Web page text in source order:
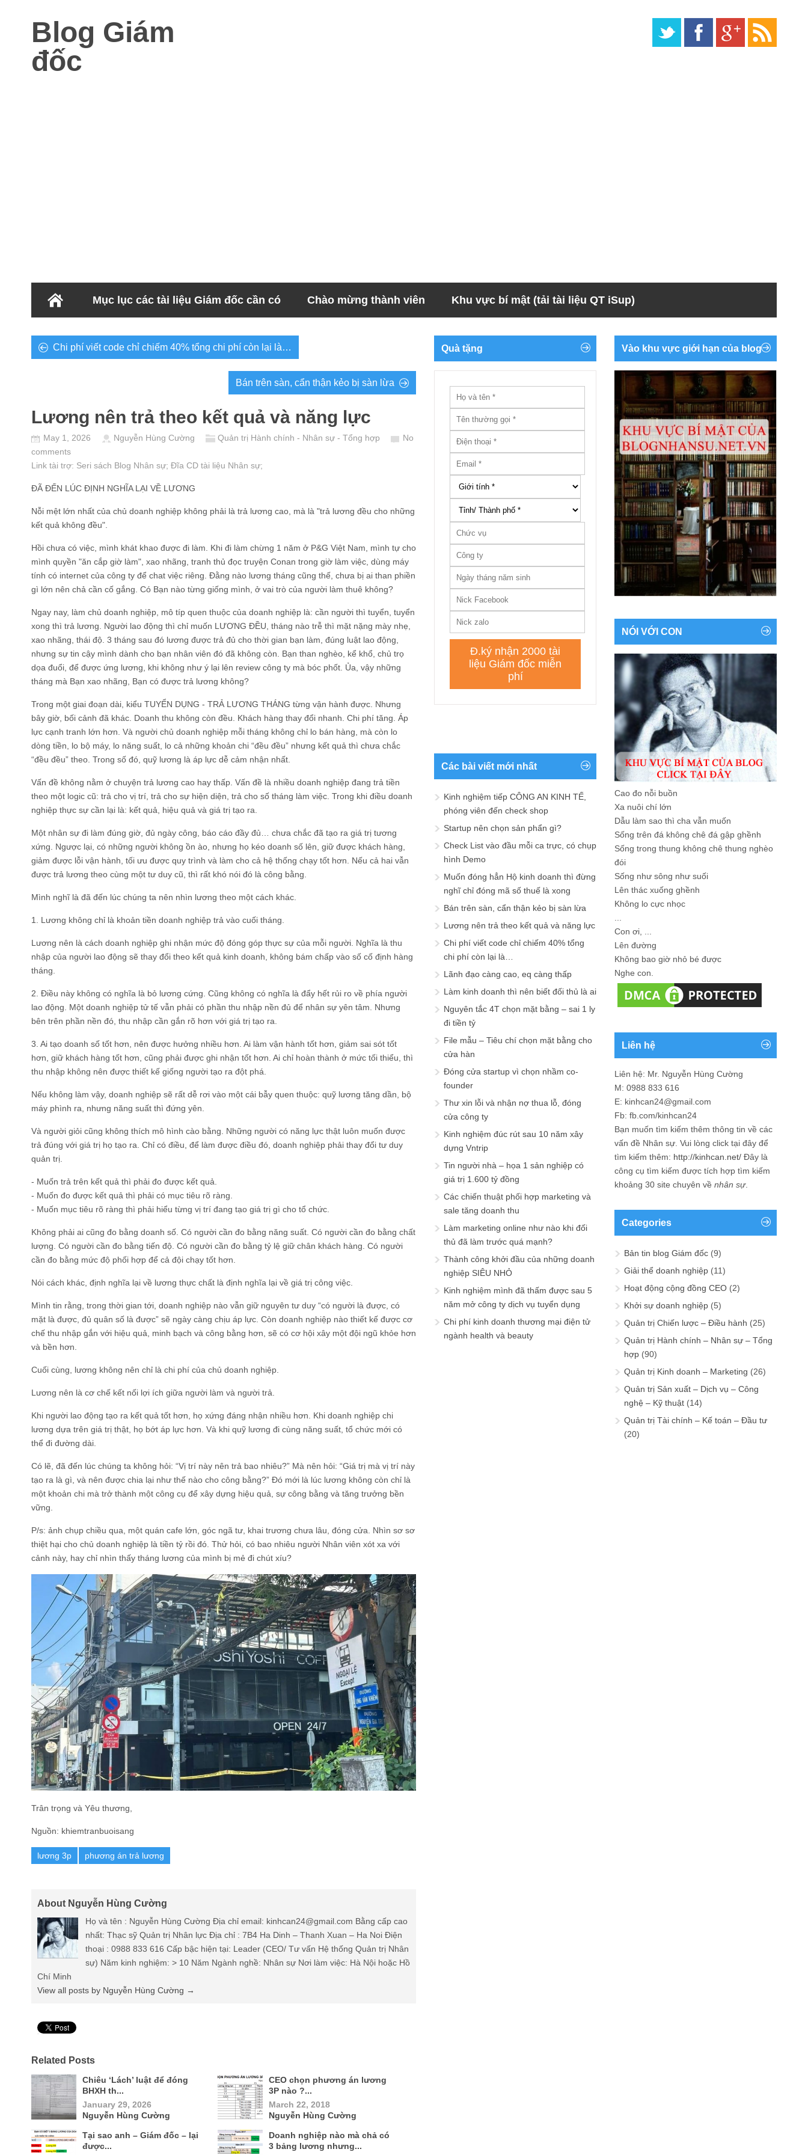
Blog Giám
đốc
Mục lục các tài liệu Giám đốc cần có Chào mừng thành viên Khu vực bí mật (tải tài liệu QT iSup)
Chi phí viết code chỉ chiếm 40% tổng chi phí còn lại là…
Bán trên sàn, cẩn thận kẻo bị sàn lừa
Lương nên trả theo kết quả và năng lực
May 1, 2026 Nguyễn Hùng Cường Quản trị Hành chính - Nhân sự - Tổng hợp
No
comments
Link tài trợ: Seri sách Blog Nhân sự; Đĩa CD tài liệu Nhân sự;
ĐÃ ĐẾN LÚC ĐỊNH NGHĨA LẠI VỀ LƯƠNG
Nỗi mệt lớn nhất của chủ doanh nghiệp không phải là trả lương cao, mà là "trả lương đều cho những
kết quả không đều".
Hồi chưa có việc, mình khát khao được đi làm. Khi đi làm chừng 1 năm ở P&G Việt Nam, mình tự cho
mình quyền "ăn cắp giờ làm", xao nhãng, tranh thủ đọc truyện Conan trong giờ làm việc, dùng máy
tính có internet của công ty để chat việc riêng. Đằng nào lương tháng cũng thế, chưa bị ai than phiền
gì lớn nên chả cần cố gắng. Có Bạn nào từng giống mình, ở vai trò của người làm thuê không?
Ngay nay, làm chủ doanh nghiệp, mô típ quen thuộc của doanh nghiệp là: cần người thì tuyển, tuyển
xong thì trả lương. Người lao động thì chỉ muốn LƯƠNG ĐỀU, tháng nào trễ thì mặt nặng mày nhẹ,
xao nhãng, thái độ. 3 tháng sau đó lương được trả đủ cho thời gian bạn làm, đúng luật lao động,
nhưng sự tin cậy mình dành cho bạn nhân viên đó đã không còn. Bạn than nghèo, kể khổ, chủ trọ
dọa đuổi, để được ứng lương, khi không như ý lại lên review công ty mà bóc phốt. Ủa, vậy những
tháng mà Bạn xao nhãng, Bạn có được trả lương không?
Trong một giai đoạn dài, kiểu TUYỂN DỤNG - TRẢ LƯƠNG THÁNG từng vận hành được. Nhưng
bây giờ, bối cảnh đã khác. Doanh thu không còn đều. Khách hàng thay đổi nhanh. Chi phí tăng. Áp
lực cạnh tranh lớn hơn. Và người chủ doanh nghiệp mỗi tháng không chỉ lo bán hàng, mà còn lo
dòng tiền, lo bộ máy, lo năng suất, lo cả những khoản chi “đều đều” nhưng kết quả thì chưa chắc
“đều đều” theo. Trong số đó, quỹ lương là áp lực dễ cảm nhận nhất.
Vấn đề không nằm ở chuyện trả lương cao hay thấp. Vấn đề là nhiều doanh nghiệp đang trả tiền
theo một logic cũ: trả cho vị trí, trả cho sự hiện diện, trả cho số tháng làm việc. Trong khi điều doanh
nghiệp thực sự cần lại là: kết quả, hiệu quả và giá trị tạo ra.
Một nhân sự đi làm đúng giờ, đủ ngày công, báo cáo đầy đủ… chưa chắc đã tạo ra giá trị tương
xứng. Ngược lại, có những người không ồn ào, nhưng họ kéo doanh số lên, giữ được khách hàng,
giảm được lỗi vận hành, tối ưu được quy trình và làm cho cả hệ thống chạy tốt hơn. Nếu cả hai vẫn
được trả lương theo cùng một tư duy cũ, thì rất khó nói đó là công bằng.
Mình nghĩ là đã đến lúc chúng ta nên nhìn lương theo một cách khác.
1. Lương không chỉ là khoản tiền doanh nghiệp trả vào cuối tháng.
Lương nên là cách doanh nghiệp ghi nhận mức độ đóng góp thực sự của mỗi người. Nghĩa là thu
nhập của người lao động sẽ thay đổi theo kết quả kinh doanh, không bám chấp vào số cố định hàng
tháng.
2. Điều này không có nghĩa là bỏ lương cứng. Cũng không có nghĩa là đẩy hết rủi ro về phía người
lao động. Một doanh nghiệp tử tế vẫn phải có phần thu nhập nền đủ để nhân sự yên tâm. Nhưng
bên trên phần nền đó, thu nhập cần gắn rõ hơn với giá trị tạo ra.
3. Ai tạo doanh số tốt hơn, nên được hưởng nhiều hơn. Ai làm vận hành tốt hơn, giảm sai sót tốt
hơn, giữ khách hàng tốt hơn, cũng phải được ghi nhận tốt hơn. Ai chỉ hoàn thành ở mức tối thiểu, thì
thu nhập không nên được thiết kế giống người tạo ra đột phá.
Nếu không làm vậy, doanh nghiệp sẽ rất dễ rơi vào một cái bẫy quen thuộc: quỹ lương tăng dần, bộ
máy phình ra, nhưng năng suất thì đứng yên.
Và người giỏi cũng không thích mô hình cào bằng. Những người có năng lực thật luôn muốn được
trả đúng với giá trị họ tạo ra. Chỉ có điều, để làm được điều đó, doanh nghiệp phải thay đổi tư duy
quản trị.
- Muốn trả trên kết quả thì phải đo được kết quả.
- Muốn đo được kết quả thì phải có mục tiêu rõ ràng.
- Muốn mục tiêu rõ ràng thì phải hiểu từng vị trí đang tạo giá trị gì cho tổ chức.
Không phải ai cũng đo bằng doanh số. Có người cần đo bằng năng suất. Có người cần đo bằng chất
lượng. Có người cần đo bằng tiến độ. Có người cần đo bằng tỷ lệ giữ chân khách hàng. Có người
cần đo bằng mức độ phối hợp để cả đội chạy tốt hơn.
Nói cách khác, định nghĩa lại về lương thực chất là định nghĩa lại về giá trị công việc.
Mình tin rằng, trong thời gian tới, doanh nghiệp nào vẫn giữ nguyên tư duy “có người là được, có
mặt là được, đủ quân số là được” sẽ ngày càng chịu áp lực. Còn doanh nghiệp nào thiết kế được cơ
chế thu nhập gắn với hiệu quả, minh bạch và công bằng hơn, sẽ có cơ hội xây một đội ngũ khỏe hơn
và bền hơn.
Cuối cùng, lương không nên chỉ là chi phí của chủ doanh nghiệp.
Lương nên là cơ chế kết nối lợi ích giữa người làm và người trả.
Khi người lao động tạo ra kết quả tốt hơn, họ xứng đáng nhận nhiều hơn. Khi doanh nghiệp chi
lương dựa trên giá trị thật, họ bớt áp lực hơn. Và khi quỹ lương đi cùng năng suất, tổ chức mới có
thể đi đường dài.
Có lẽ, đã đến lúc chúng ta không hỏi: “Vị trí này nên trả bao nhiêu?” Mà nên hỏi: “Giá trị mà vị trí này
tạo ra là gì, và nên được chia lại như thế nào cho công bằng?” Đó mới là lúc lương không còn chỉ là
một khoản chi mà trở thành một công cụ để xây dựng hiệu quả, sự công bằng và tăng trưởng bền
vững.
P/s: ảnh chụp chiều qua, một quán cafe lớn, góc ngã tư, khai trương chưa lâu, đóng cửa. Nhìn sơ sơ
thiệt hại cho chủ doanh nghiệp là tiền tỷ rồi đó. Thử hỏi, có bao nhiêu người Nhân viên xót xa với
cảnh này, hay chỉ nhìn thấy tháng lương của mình bị mẻ đi chút xíu?
Trân trọng và Yêu thương,
Nguồn: khiemtranbuoisang
lương 3p phương án trả lương
About Nguyễn Hùng Cường
Họ và tên : Nguyễn Hùng Cường Địa chỉ email: kinhcan24@gmail.com Bằng cấp cao
nhất: Thạc sỹ Quản trị Nhân lực Địa chỉ : 7B4 Ha Dinh – Thanh Xuan – Ha Noi Điện
thoại : 0988 833 616 Cấp bậc hiện tại: Leader (CEO/ Tư vấn Hệ thống Quản trị Nhân
sự) Năm kinh nghiệm: > 10 Năm Ngành nghề: Nhân sự Nơi làm việc: Hà Nội hoặc Hồ
Chí Minh
View all posts by Nguyễn Hùng Cường →
Related Posts
Chiêu ‘Lách’ luật để đóng
BHXH th...
January 29, 2026
Nguyễn Hùng Cường
CEO chọn phương án lương
3P nào ?...
March 22, 2018
Nguyễn Hùng Cường
Tại sao anh – Giám đốc – lại
được...
Doanh nghiệp nào mà chả có
3 bảng lương nhưng...
Quà tặng
Các bài viết mới nhất
Kinh nghiệm tiếp CÔNG AN KINH TẾ,
phóng viên đến check shop
Startup nên chọn sản phẩn gì?
Check List vào đầu mỗi ca trực, có chụp
hình Demo
Muốn đóng hẳn Hộ kinh doanh thì đừng
nghĩ chỉ đóng mã số thuế là xong
Bán trên sàn, cẩn thận kẻo bị sàn lừa
Lương nên trả theo kết quả và năng lực
Chi phí viết code chỉ chiếm 40% tổng
chi phí còn lại là…
Lãnh đạo càng cao, eq càng thấp
Làm kinh doanh thì nên biết đối thủ là ai
Nguyên tắc 4T chọn mặt bằng – sai 1 ly
đi tiền tỷ
File mẫu – Tiêu chí chọn mặt bằng cho
cửa hàn
Đóng cửa startup vì chọn nhầm co-
founder
Thư xin lỗi và nhận nợ thua lỗ, đóng
cửa công ty
Kinh nghiệm đúc rút sau 10 năm xây
dựng Vntrip
Tin người nhà – họa 1 sản nghiệp có
giá trị 1.600 tỷ đồng
Các chiến thuật phối hợp marketing và
sale tăng doanh thu
Làm marketing online như nào khi đối
thủ đã làm trước quá mạnh?
Thành công khởi đầu của những doanh
nghiệp SIÊU NHỎ
Kinh nghiệm mình đã thấm được sau 5
năm mở công ty dịch vụ tuyển dụng
Chi phí kinh doanh thương mại điện tử
ngành health và beauty
Vào khu vực giới hạn của blog
NÓI VỚI CON
Cao đo nỗi buồn
Xa nuôi chí lớn
Dẫu làm sao thì cha vẫn muốn
Sống trên đá không chê đá gập ghềnh
Sống trong thung không chê thung nghèo
đói
Sống như sông như suối
Lên thác xuống ghềnh
Không lo cực nhọc
Con ơi, ...
Lên đường
Không bao giờ nhỏ bé được
Nghe con.
Liên hệ
Liên hệ: Mr. Nguyễn Hùng Cường
M: 0988 833 616
E: kinhcan24@gmail.com
Fb: fb.com/kinhcan24
Bạn muốn tìm kiếm thêm thông tin về các
vấn đề Nhân sự . Vui lòng click tại đây để
tìm kiếm thêm: http://kinhcan.net/ Đây là
công cụ tìm kiếm được tích hợp tìm kiếm
khoảng 30 site chuyên về nhân sự.
Categories
Bản tin blog Giám đốc (9)
Giải thể doanh nghiệp (11)
Hoạt động cộng đồng CEO (2)
Khởi sự doanh nghiệp (5)
Quản trị Chiến lược – Điều hành (25)
Quản trị Hành chính – Nhân sự – Tổng
hợp (90)
Quản trị Kinh doanh – Marketing (26)
Quản trị Sản xuất – Dịch vụ – Công
nghệ – Kỹ thuật (14)
Quản trị Tài chính – Kế toán – Đầu tư
(20)